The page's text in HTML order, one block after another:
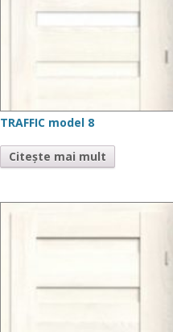
TRAFFIC model 8
Citește mai mult